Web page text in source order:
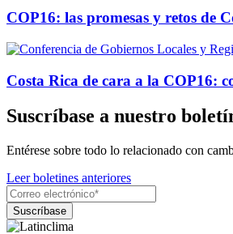
COP16: las promesas y retos de
Costa Rica de cara a la COP16:
Suscríbase a nuestro
Entérese sobre todo lo relacionado con
Leer boletines anteriores